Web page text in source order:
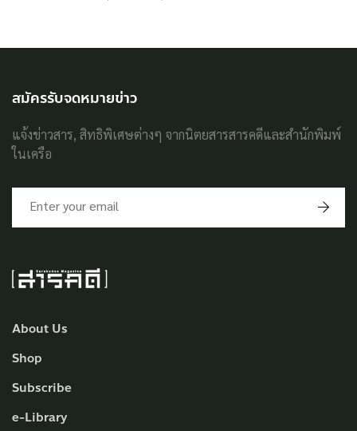
About Us
Shop
Subscribe
e-Library
สมัครรับจดหมายข่าว
แจ้งข่าวสาร, สิทธิพิเศษต่างๆ จากนิตยสารสารคดีและสำนักพิมพ์
ในเครือ